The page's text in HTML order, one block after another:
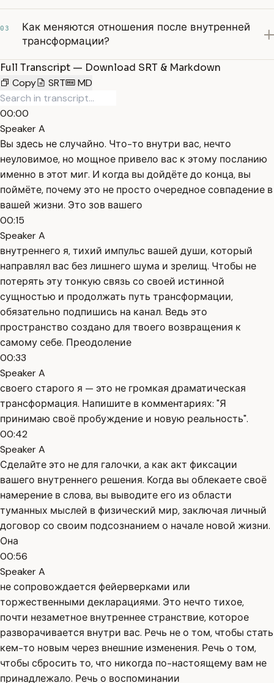
03
Как меняются отношения после внутренней
трансформации?
Full Transcript — Download SRT & Markdown
Copy
SRT MD
00:00
Speaker A
Вы здесь не случайно. Что-то внутри вас, нечто
неуловимое, но мощное привело вас к этому посланию
именно в этот миг. И когда вы дойдёте до конца, вы
поймёте, почему это не просто очередное совпадение в
вашей жизни. Это зов вашего
00:15
Speaker A
внутреннего я, тихий импульс вашей души, который
направлял вас без лишнего шума и зрелищ. Чтобы не
потерять эту тонкую связь со своей истинной
сущностью и продолжать путь трансформации,
обязательно подпишись на канал. Ведь это
пространство создано для твоего возвращения к
самому себе. Преодоление
00:33
Speaker A
своего старого я — это не громкая драматическая
трансформация. Напишите в комментариях: "Я
принимаю своё пробуждение и новую реальность".
00:42
Speaker A
Сделайте это не для галочки, а как акт фиксации
вашего внутреннего решения. Когда вы облекаете своё
намерение в слова, вы выводите его из области
туманных мыслей в физический мир, заключая личный
договор со своим подсознанием о начале новой жизни.
Она
00:56
Speaker A
не сопровождается фейерверками или
торжественными декларациями. Это нечто тихое,
почти незаметное внутреннее странствие, которое
разворачивается внутри вас. Речь не о том, чтобы стать
кем-то новым через внешние изменения. Речь о том,
чтобы сбросить то, что никогда по-настоящему вам не
принадлежало. Речь о воспоминании